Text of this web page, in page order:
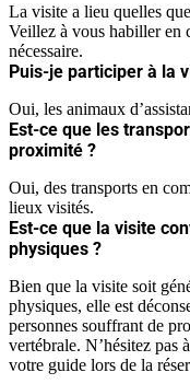
La visite a lieu quelles
Veillez à vous habiller en
nécessaire.
Puis-je participer à la
Oui, les animaux
Est-ce que les
proximité ?
Oui, des transports en
lieux visités.
Est-ce que la visite
physiques ?
Bien que la visite soit
physiques, elle est
personnes souffrant de
vertébrale. N’hésitez pas
votre guide lors de la